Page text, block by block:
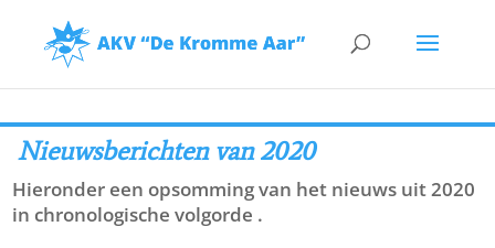
Nieuwsberichten van 2020
Hieronder een opsomming van het nieuws uit 2020
in chronologische volgorde .